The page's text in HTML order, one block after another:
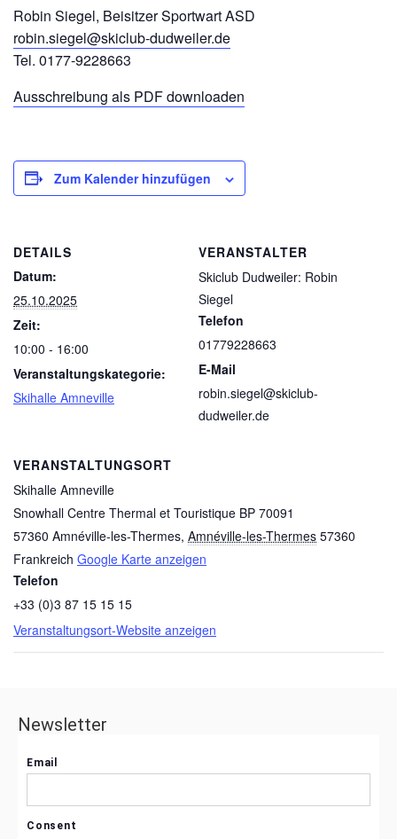
Robin Siegel, Beisitzer Sportwart ASD
robin.siegel@skiclub-dudweiler.de
Tel. 0177-9228663
Ausschreibung als PDF downloaden
Zum Kalender hinzufügen
DETAILS
Datum:
25.10.2025
Zeit:
10:00 - 16:00
Veranstaltungskategorie:
Skihalle Amneville
VERANSTALTER
Skiclub Dudweiler: Robin
Siegel
Telefon
01779228663
E-Mail
robin.siegel@skiclub-
dudweiler.de
VERANSTALTUNGSORT
Skihalle Amneville
Snowhall Centre Thermal et Touristique BP 70091
57360 Amnéville-les-Thermes, Amnéville-les-Thermes 57360
Frankreich Google Karte anzeigen
Telefon
+33 (0)3 87 15 15 15
Veranstaltungsort-Website anzeigen
Newsletter